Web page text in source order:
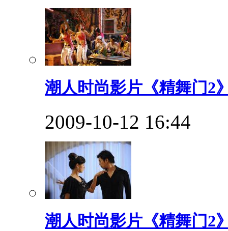
潮人时尚影片《精舞门2
2009-10-12 16:44
潮人时尚影片《精舞门2